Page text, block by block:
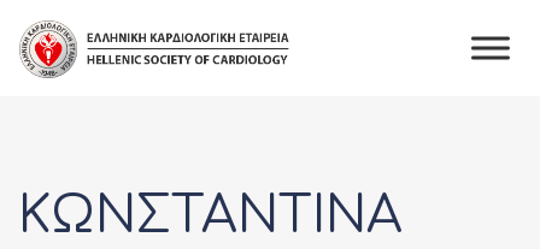
content
ΚΩΝΣΤΑΝΤΙΝΑ